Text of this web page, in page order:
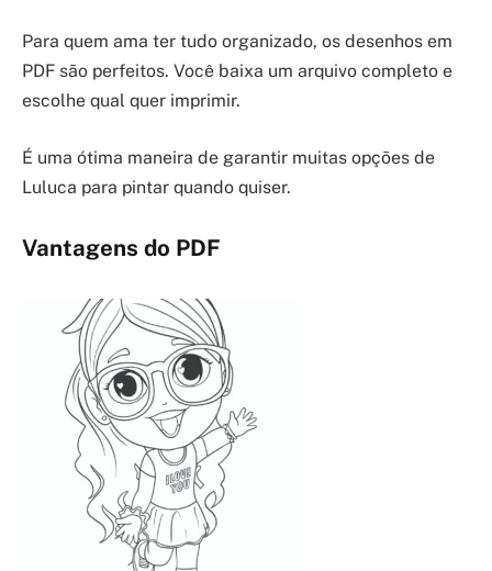
Para quem ama ter tudo organizado, os desenhos em
PDF são perfeitos. Você baixa um arquivo completo e
escolhe qual quer imprimir.
É uma ótima maneira de garantir muitas opções de
Luluca para pintar quando quiser.
Vantagens do PDF